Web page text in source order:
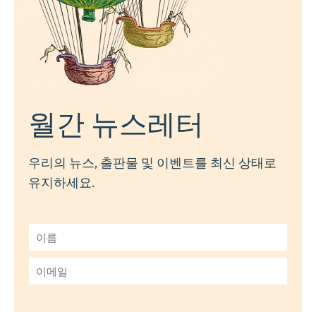
월간 뉴스레터
우리의 뉴스, 출판물 및 이벤트를 최신 상태로
유지하세요.
름
*
메